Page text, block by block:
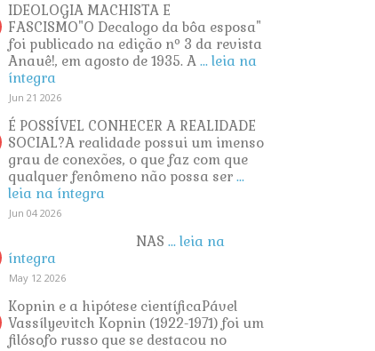
IDEOLOGIA MACHISTA E
FASCISMO"O Decalogo da bôa esposa"
foi publicado na edição nº 3 da revista
Anauê!, em agosto de 1935. A ... leia na
íntegra
Jun 21 2026
É POSSÍVEL CONHECER A REALIDADE
SOCIAL?A realidade possui um imenso
grau de conexões, o que faz com que
qualquer fenômeno não possa ser ...
leia na íntegra
Jun 04 2026
NAS ... leia na
íntegra
May 12 2026
Kopnin e a hipótese científicaPável
Vassílyevitch Kopnin (1922-1971) foi um
filósofo russo que se destacou no